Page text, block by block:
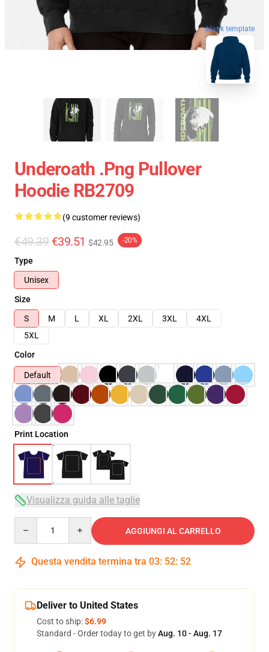
blank template
Underoath .png Pullover
Hoodie RB2709
(9 customer reviews)
€49.39 €39.51 $42.95 -20%
Type
Unisex
Size
S
M L XL 2XL 3XL
4XL
5XL
Color
Default
Print Location
Visualizza guida alle taglie
AGGIUNGI AL CARRELLO
Questa vendita termina tra 03: 52: 51
Deliver to United States
Cost to ship:$6.99
Standard - Order today to get byAug. 10 - Aug. 17